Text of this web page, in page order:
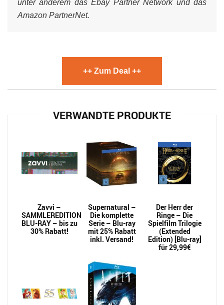
unter anderem das Ebay Partner Network und das
Amazon PartnerNet.
++ Zum Deal ++
VERWANDTE PRODUKTE
Zavvi –
SAMMLEREDITION
BLU-RAY – bis zu
30% Rabatt!
Supernatural –
Die komplette
Serie – Blu-ray
mit 25% Rabatt
inkl. Versand!
Der Herr der
Ringe – Die
Spielfilm Trilogie
(Extended
Edition) [Blu-ray]
für 29,99€